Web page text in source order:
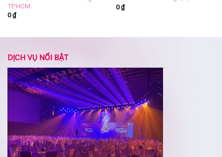
TPHCM
0₫
0₫
DỊCH VỤ NỔI BẬT